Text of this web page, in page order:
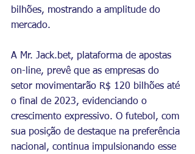
bilhões, mostrando a amplitude do
mercado.
A Mr. Jack.bet, plataforma de apostas
on-line, prevê que as empresas do
setor movimentarão R$ 120 bilhões até
o final de 2023, evidenciando o
crescimento expressivo. O futebol, com
sua posição de destaque na preferência
nacional, continua impulsionando esse